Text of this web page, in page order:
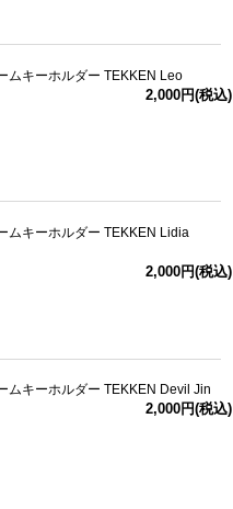
ムキーホルダー TEKKEN Leo
2,000円(税込)
ムキーホルダー TEKKEN Lidia
2,000円(税込)
ムキーホルダー TEKKEN Devil Jin
2,000円(税込)